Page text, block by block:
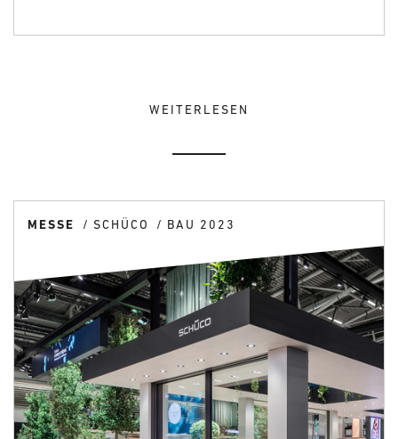
WEITERLESEN
MESSE SCHÜCO BAU 2023